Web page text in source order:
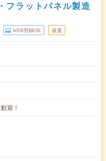
フラットパネル製造
WEB登録OK 派遣
迎！